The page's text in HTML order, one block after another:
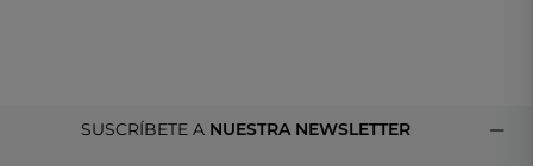
SUSCRÍBETE A NUESTRA NEWSLETTER